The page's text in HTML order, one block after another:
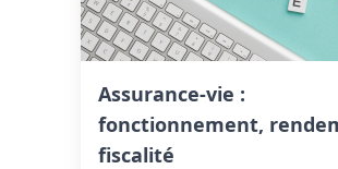
Assurance-vie :
fonctionnement,
fiscalité